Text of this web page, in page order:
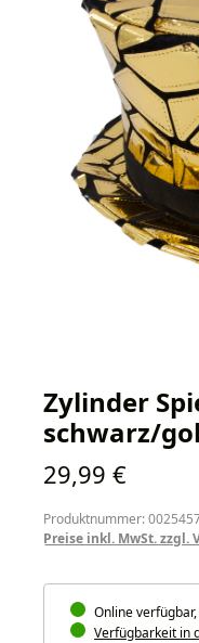
Zylinder
schwarz/
Regulärer Preis:
29,99 €
Produktnummer:
Preise inkl. MwSt. zzgl.
Online verfügbar,
Verfügbarkeit in